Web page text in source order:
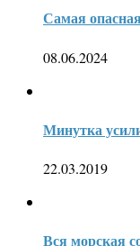
Самая
08.06.2024
Минутка
22.03.2019
Вся морская